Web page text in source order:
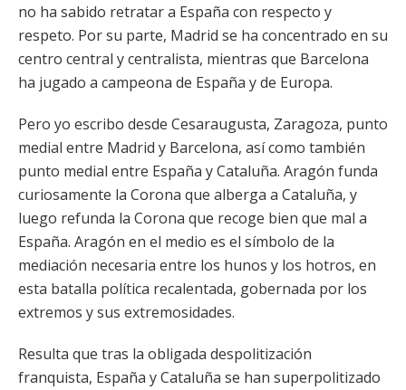
no ha sabido retratar a España con respecto y
respeto. Por su parte, Madrid se ha concentrado en su
centro central y centralista, mientras que Barcelona
ha jugado a campeona de España y de Europa.
Pero yo escribo desde Cesaraugusta, Zaragoza, punto
medial entre Madrid y Barcelona, así como también
punto medial entre España y Cataluña. Aragón funda
curiosamente la Corona que alberga a Cataluña, y
luego refunda la Corona que recoge bien que mal a
España. Aragón en el medio es el símbolo de la
mediación necesaria entre los hunos y los hotros, en
esta batalla política recalentada, gobernada por los
extremos y sus extremosidades.
Resulta que tras la obligada despolitización
franquista, España y Cataluña se han superpolitizado